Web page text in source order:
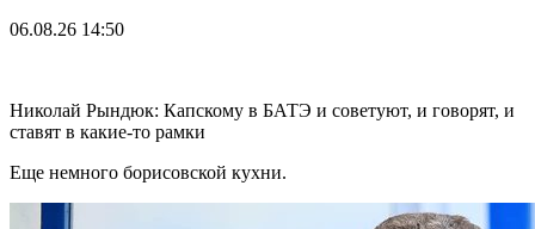
06.08.26 14:50
Николай Рындюк: Капскому в БАТЭ и советуют, и говорят, и
ставят в какие-то рамки
Еще немного борисовской кухни.